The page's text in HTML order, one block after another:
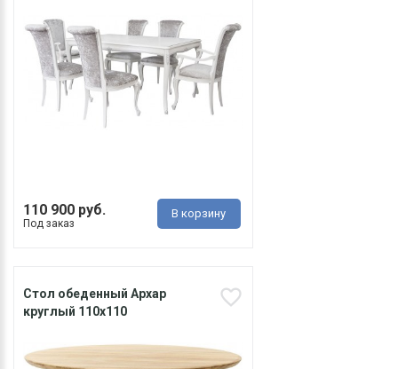
110 900 руб.
Под заказ
В корзину
Стол обеденный Архар
круглый 110х110